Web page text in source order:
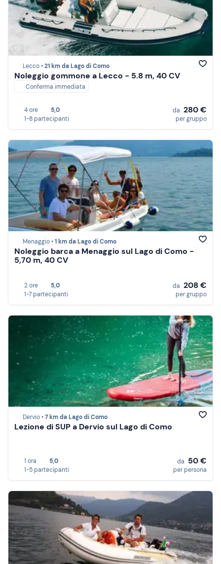
Lecco •21 km da Lago di Como
Noleggio gommone a Lecco - 5.8 m, 40 CV
Conferma immediata
4 ore
5,0
1-8 partecipanti
da 280 €
per gruppo
Menaggio •1 km da Lago di Como
Noleggio barca a Menaggio sul Lago di Como -
5,70 m, 40 CV
2 ore
5,0
1-7 partecipanti
da 208 €
per gruppo
Dervio •7 km da Lago di Como
Lezione di SUP a Dervio sul Lago di Como
1 ora
5,0
1-5 partecipanti
da 50 €
per persona